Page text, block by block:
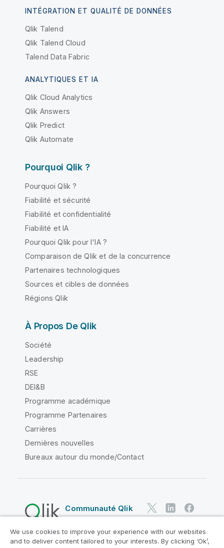
INTÉGRATION ET QUALITÉ DE DONNÉES
Qlik Talend
Qlik Talend Cloud
Talend Data Fabric
ANALYTIQUES ET IA
Qlik Cloud Analytics
Qlik Answers
Qlik Predict
Qlik Automate
Pourquoi Qlik ?
Pourquoi Qlik ?
Fiabilité et sécurité
Fiabilité et confidentialité
Fiabilité et IA
Pourquoi Qlik pour l'IA ?
Comparaison de Qlik et de la concurrence
Partenaires technologiques
Sources et cibles de données
Régions Qlik
À Propos De Qlik
Société
Leadership
RSE
DEI&B
Programme académique
Programme Partenaires
Carrières
Dernières nouvelles
Bureaux autour du monde/Contact
Communauté Qlik
Contrats juridiques
We use cookies to improve your experience with our websites
and to deliver content tailored to your interests. By clicking ‘Ok’,